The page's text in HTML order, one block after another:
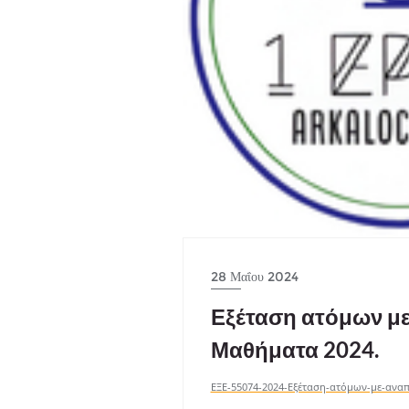
28 Μαΐου 2024
Εξέταση ατόμων με
Μαθήματα 2024.
ΕΞΕ-55074-2024-Εξέταση-ατόμων-με-